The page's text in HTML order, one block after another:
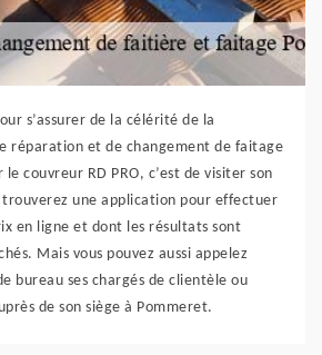
s’assurer de la célérité de la
réparation et de changement de faitage
couvreur RD PRO, c’est de visiter son
une application pour effectuer
en ligne et dont les résultats sont
Mais vous pouvez aussi appelez
bureau ses chargés de clientèle ou
de son siège à Pommeret.